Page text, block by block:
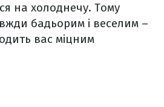
на холоднечу. Тому
бадьорим і веселим –
вас міцним